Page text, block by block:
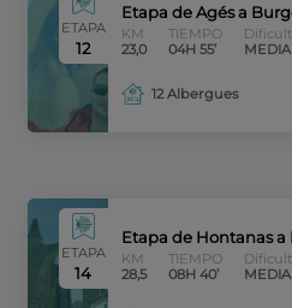
ETAPA
12
Etapa de Agés a
KM
23,0
TIEMPO
04H 55’
MEDIA
12 Albergues
ETAPA
14
Etapa de Hontanas
KM
28,5
TIEMPO
08H 40’
MEDIA